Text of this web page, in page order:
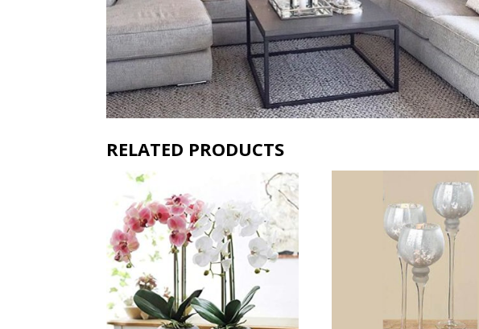
RELATED PRODUCTS